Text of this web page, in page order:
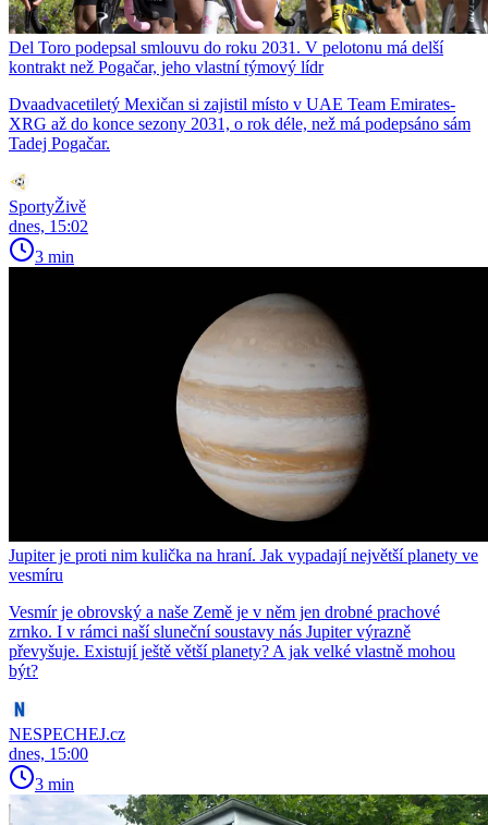
Del Toro podepsal smlouvu do roku 2031. V pelotonu má delší
kontrakt než Pogačar, jeho vlastní týmový lídr
Dvaadvacetiletý Mexičan si zajistil místo v UAE Team Emirates-
XRG až do konce sezony 2031, o rok déle, než má podepsáno sám
Tadej Pogačar.
SportyŽivě
dnes, 15:02
3 min
Jupiter je proti nim kulička na hraní. Jak vypadají největší planety ve
vesmíru
Vesmír je obrovský a naše Země je v něm jen drobné prachové
zrnko. I v rámci naší sluneční soustavy nás Jupiter výrazně
převyšuje. Existují ještě větší planety? A jak velké vlastně mohou
být?
NESPECHEJ.cz
dnes, 15:00
3 min